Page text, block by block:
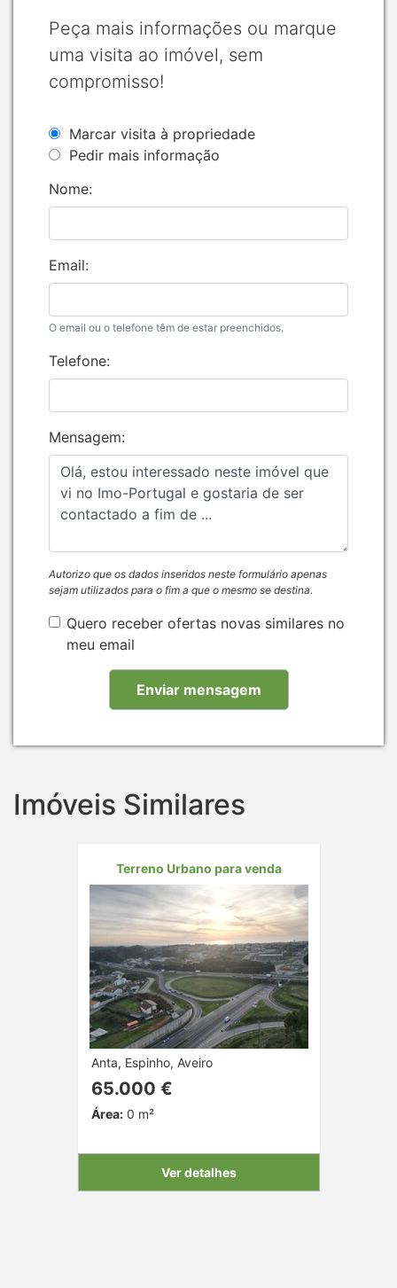
Peça mais informações ou marque
uma visita ao imóvel, sem
compromisso!
Marcar visita à propriedade
Pedir mais informação
Nome:
Email:
O email ou o telefone têm de estar preenchidos.
Telefone:
Mensagem:
Autorizo que os dados inseridos neste formulário apenas
sejam utilizados para o fim a que o mesmo se destina.
Quero receber ofertas novas similares no
meu email
Imóveis Similares
Terreno Urbano para venda
Anta, Espinho, Aveiro
65.000 €
Área:0 m²
Ver detalhes